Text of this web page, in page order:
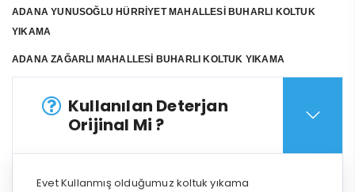
ADANA YUNUSOĞLU HÜRRİYET MAHALLESİ BUHARLI KOLTUK
YIKAMA
ADANA ZAĞARLI MAHALLESİ BUHARLI KOLTUK YIKAMA
Kullanılan Deterjan
Orijinal Mi ?
Evet Kullanmış olduğumuz koltuk yıkama